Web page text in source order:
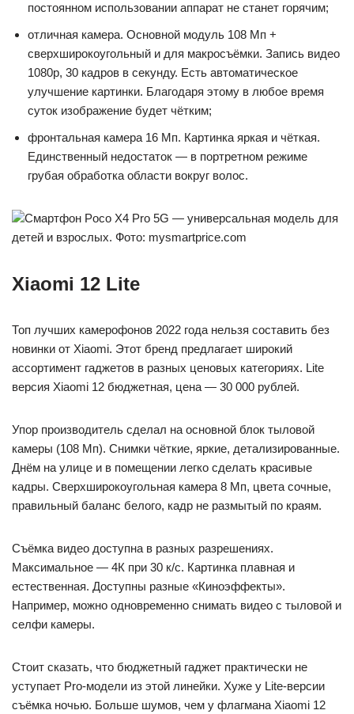
постоянном использовании аппарат не станет горячим;
отличная камера. Основной модуль 108 Мп +
сверхширокоугольный и для макросъёмки. Запись видео
1080p, 30 кадров в секунду. Есть автоматическое
улучшение картинки. Благодаря этому в любое время
суток изображение будет чётким;
фронтальная камера 16 Мп. Картинка яркая и чёткая.
Единственный недостаток — в портретном режиме
грубая обработка области вокруг волос.
Смартфон Poco X4 Pro 5G — универсальная модель для
детей и взрослых. Фото: mysmartprice.com
Xiaomi 12 Lite
Топ лучших камерофонов 2022 года нельзя составить без
новинки от Xiaomi. Этот бренд предлагает широкий
ассортимент гаджетов в разных ценовых категориях. Lite
версия Xiaomi 12 бюджетная, цена — 30 000 рублей.
Упор производитель сделал на основной блок тыловой
камеры (108 Мп). Снимки чёткие, яркие, детализированные.
Днём на улице и в помещении легко сделать красивые
кадры. Сверхширокоугольная камера 8 Мп, цвета сочные,
правильный баланс белого, кадр не размытый по краям.
Съёмка видео доступна в разных разрешениях.
Максимальное — 4К при 30 к/с. Картинка плавная и
естественная. Доступны разные «Киноэффекты».
Например, можно одновременно снимать видео с тыловой и
селфи камеры.
Стоит сказать, что бюджетный гаджет практически не
уступает Pro-модели из этой линейки. Хуже у Lite-версии
съёмка ночью. Больше шумов, чем у флагмана Xiaomi 12